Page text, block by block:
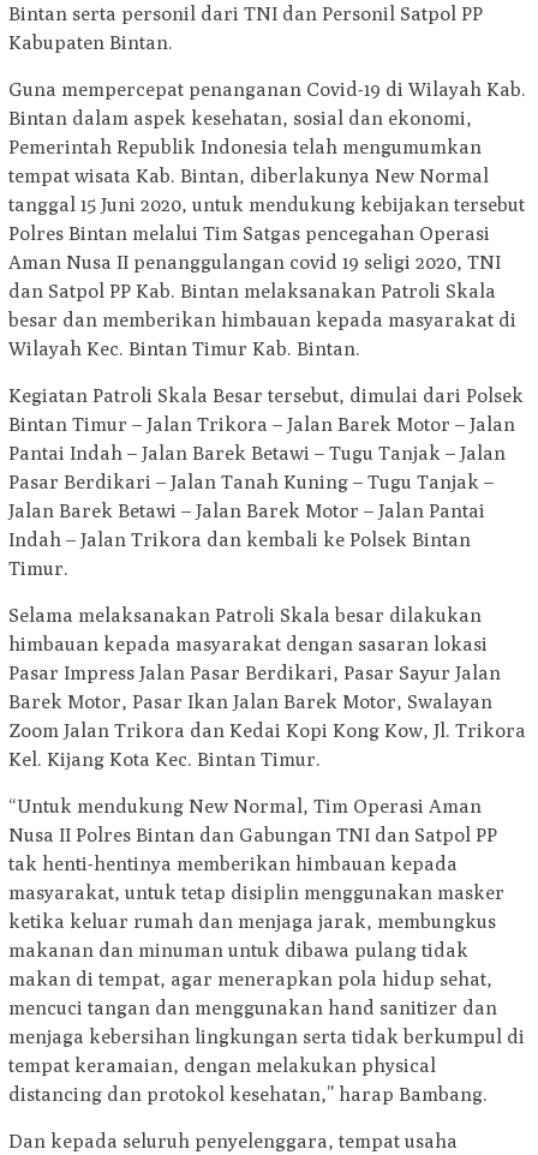
Bintan serta personil dari TNI dan Personil Satpol PP
Kabupaten Bintan.
Guna mempercepat penanganan Covid-19 di Wilayah Kab.
Bintan dalam aspek kesehatan, sosial dan ekonomi,
Pemerintah Republik Indonesia telah mengumumkan
tempat wisata Kab. Bintan, diberlakunya New Normal
tanggal 15 Juni 2020, untuk mendukung kebijakan tersebut
Polres Bintan melalui Tim Satgas pencegahan Operasi
Aman Nusa II penanggulangan covid 19 seligi 2020, TNI
dan Satpol PP Kab. Bintan melaksanakan Patroli Skala
besar dan memberikan himbauan kepada masyarakat di
Wilayah Kec. Bintan Timur Kab. Bintan.
Kegiatan Patroli Skala Besar tersebut, dimulai dari Polsek
Bintan Timur – Jalan Trikora – Jalan Barek Motor – Jalan
Pantai Indah – Jalan Barek Betawi – Tugu Tanjak – Jalan
Pasar Berdikari – Jalan Tanah Kuning – Tugu Tanjak –
Jalan Barek Betawi – Jalan Barek Motor – Jalan Pantai
Indah – Jalan Trikora dan kembali ke Polsek Bintan
Timur.
Selama melaksanakan Patroli Skala besar dilakukan
himbauan kepada masyarakat dengan sasaran lokasi
Pasar Impress Jalan Pasar Berdikari, Pasar Sayur Jalan
Barek Motor, Pasar Ikan Jalan Barek Motor, Swalayan
Zoom Jalan Trikora dan Kedai Kopi Kong Kow, Jl. Trikora
Kel. Kijang Kota Kec. Bintan Timur.
“Untuk mendukung New Normal, Tim Operasi Aman
Nusa II Polres Bintan dan Gabungan TNI dan Satpol PP
tak henti-hentinya memberikan himbauan kepada
masyarakat, untuk tetap disiplin menggunakan masker
ketika keluar rumah dan menjaga jarak, membungkus
makanan dan minuman untuk dibawa pulang tidak
makan di tempat, agar menerapkan pola hidup sehat,
mencuci tangan dan menggunakan hand sanitizer dan
menjaga kebersihan lingkungan serta tidak berkumpul di
tempat keramaian, dengan melakukan physical
distancing dan protokol kesehatan,” harap Bambang.
Dan kepada seluruh penyelenggara, tempat usaha